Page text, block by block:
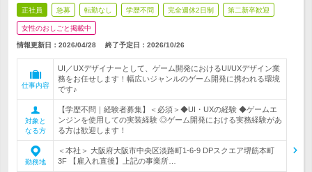
正社員 急募 転勤なし 学歴不問 完全週休2日制 第二新卒歓迎
女性のおしごと掲載中
情報更新日：2026/04/28 終了予定日： 2026/10/26
仕事内容
UI／UXデザイナーとして、ゲーム開発におけるUI/UXデザイン業
務をお任せします！幅広いジャンルのゲーム開発に携われる環境
です♪
対象と
なる方
【学歴不問｜経験者募集】＜必須＞◆UI・UXの経験 ◆ゲームエ
ンジンを使用しての実装経験 ◎ゲーム開発における実務経験があ
る方は歓迎します！
勤務地
＜本社＞ 大阪府大阪市中央区淡路町1-6-9 DPスクエア堺筋本町
3F 【雇入れ直後】上記の事業所…